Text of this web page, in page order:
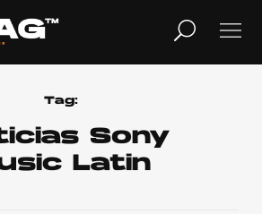
TV
Tag:
Sony
Latin